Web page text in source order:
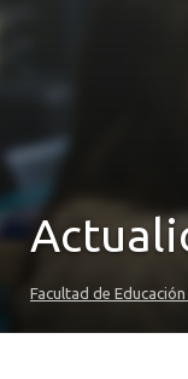
Facultad de Educación